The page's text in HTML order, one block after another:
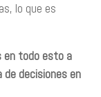
lo que es
en todo esto a
de decisiones en